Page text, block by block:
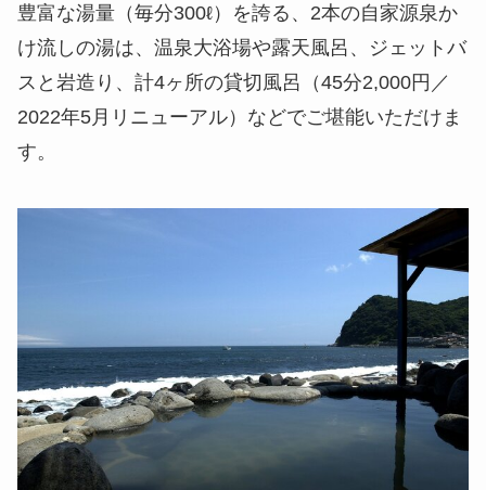
豊富な湯量（毎分300ℓ）を誇る、2本の自家源泉か
け流しの湯は、温泉大浴場や露天風呂、ジェットバ
スと岩造り、計4ヶ所の貸切風呂（45分2,000円／
2022年5月リニューアル）などでご堪能いただけま
す。